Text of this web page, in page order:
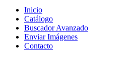
Inicio
Catálogo
Buscador Avanzado
Enviar Imágenes
Contacto